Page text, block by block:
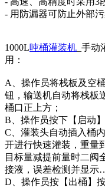
- 用防漏器可防止外部
1000L吨桶灌装机 _手
用：
A、操作员将栈板及空
钮，输送机自动将栈板
桶口正上方；
B、操作员按下【启动】
C、灌装头自动插入桶
开进行快速灌装，重量
目标量减提前量时二阀
接液，误差检测并显示
D、操作员按【出桶】